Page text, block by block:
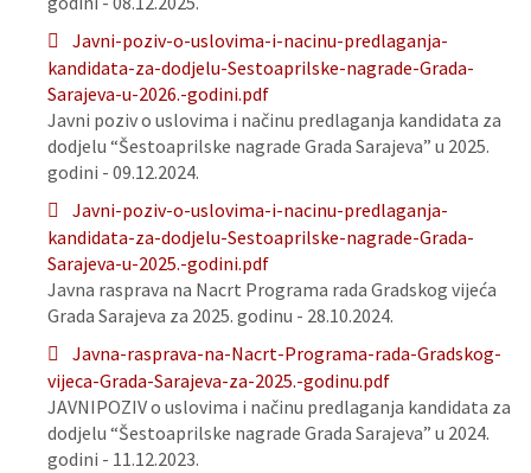
Javni-poziv-o-uslovima-i-nacinu-predlaganja-
kandidata-za-dodjelu-Sestoaprilske-nagrade-Grada-
Sarajeva-u-2026.-godini.pdf
Javni poziv o uslovima i načinu predlaganja kandidata za
dodjelu “Šestoaprilske nagrade Grada Sarajeva” u 2025.
godini - 09.12.2024.
Javni-poziv-o-uslovima-i-nacinu-predlaganja-
kandidata-za-dodjelu-Sestoaprilske-nagrade-Grada-
Sarajeva-u-2025.-godini.pdf
Javna rasprava na Nacrt Programa rada Gradskog vijeća
Grada Sarajeva za 2025. godinu - 28.10.2024.
Javna-rasprava-na-Nacrt-Programa-rada-Gradskog-
vijeca-Grada-Sarajeva-za-2025.-godinu.pdf
JAVNIPOZIV o uslovima i načinu predlaganja kandidata za
dodjelu “Šestoaprilske nagrade Grada Sarajeva” u 2024.
godini - 11.12.2023.